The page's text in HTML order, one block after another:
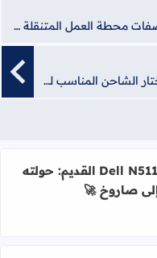
مراجعة HP ZBook 15u G6: مواصفات محطة العمل المتنقلة ودليل الترقية
دليل شراء شاحن لاب توب أصلي: كيف تختار الشاحن المناسب لجهازك (HP و Dell)؟
ترقية لابتوب Dell N5110 القديم: حولته
صاروخ 🚀